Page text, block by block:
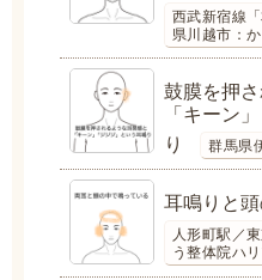
西武新宿線
県川越市：
鼓膜を押
「キーン
り
群馬県
耳鳴りと
人形町駅／
う整体院ハ